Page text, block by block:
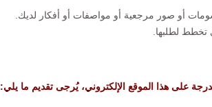
على هذا الموقع الإلكتروني، يُرجى تقديم ما يلي: